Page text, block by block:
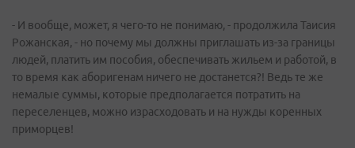
- И вообще, может, я чего-то не понимаю, - продолжила Таисия
Рожанская, - но почему мы должны приглашать из-за границы
людей, платить им пособия, обеспечивать жильем и работой, в
то время как аборигенам ничего не достанется?! Ведь те же
немалые суммы, которые предполагается потратить на
переселенцев, можно израсходовать и на нужды коренных
приморцев!